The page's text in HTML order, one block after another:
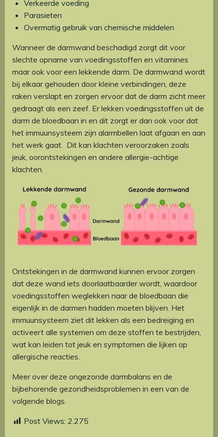
Verkeerde voeding
Parasieten
Overmatig gebruik van chemische middelen
Wanneer de darmwand beschadigd zorgt dit voor
slechte opname van voedingsstoffen en vitamines
maar ook voor een lekkende darm. De darmwand wordt
bij elkaar gehouden door kleine verbindingen, deze
raken verslapt en zorgen ervoor dat de darm zicht meer
gedraagt als een zeef. Er lekken voedingsstoffen uit de
darm de bloedbaan in en dit zorgt er dan ook voor dat
het immuunsysteem zijn alarmbellen laat afgaan en aan
het werk gaat. Dit kan klachten veroorzaken zoals
jeuk, oorontstekingen en andere allergie-achtige
klachten.
Ontstekingen in de darmwand kunnen ervoor zorgen
dat deze wand iets doorlaatbaarder wordt, waardoor
voedingsstoffen weglekken naar de bloedbaan die
eigenlijk in de darmen hadden moeten blijven. Het
immuunsysteem ziet dit lekken als een bedreiging en
activeert alle systemen om deze stoffen te bestrijden,
wat kan leiden tot jeuk en symptomen die lijken op
allergische reacties.
Meer over deze ongezonde darmbalans en de
bijbehorende gezondheidsproblemen in een van de
volgende blogs.
Post Views: 2.275